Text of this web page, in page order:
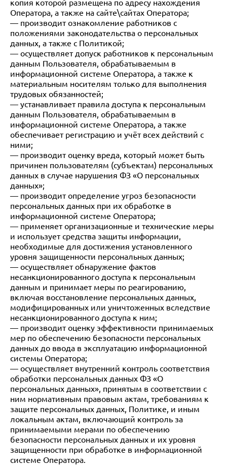
копия которой размещена по адресу нахождения
Оператора, а также на сайте\сайтах Оператора;
— производит ознакомление работников с
положениями законодательства о персональных
данных, а также с Политикой;
— осуществляет допуск работников к персональным
данным Пользователя, обрабатываемым в
информационной системе Оператора, а также к
материальным носителям только для выполнения
трудовых обязанностей;
— устанавливает правила доступа к персональным
данным Пользователя, обрабатываемым в
информационной системе Оператора, а также
обеспечивает регистрацию и учёт всех действий с
ними;
— производит оценку вреда, который может быть
причинен пользователям (субъектам) персональных
данных в случае нарушения ФЗ «О персональных
данных»;
— производит определение угроз безопасности
персональных данных при их обработке в
информационной системе Оператора;
— применяет организационные и технические меры
и использует средства защиты информации,
необходимые для достижения установленного
уровня защищенности персональных данных;
— осуществляет обнаружение фактов
несанкционированного доступа к персональным
данным и принимает меры по реагированию,
включая восстановление персональных данных,
модифицированных или уничтоженных вследствие
несанкционированного доступа к ним;
— производит оценку эффективности принимаемых
мер по обеспечению безопасности персональных
данных до ввода в эксплуатацию информационной
системы Оператора;
— осуществляет внутренний контроль соответствия
обработки персональных данных ФЗ «О
персональных данных», принятым в соответствии с
ним нормативным правовым актам, требованиям к
защите персональных данных, Политике, и иным
локальным актам, включающий контроль за
принимаемыми мерами по обеспечению
безопасности персональных данных и их уровня
защищенности при обработке в информационной
системе Оператора.